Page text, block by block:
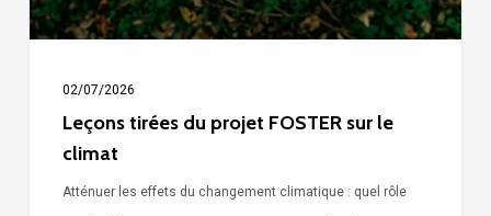
climat
02/07/2026
Leçons tirées du projet FOSTER sur le
climat
Atténuer les effets du changement climatique : quel rôle